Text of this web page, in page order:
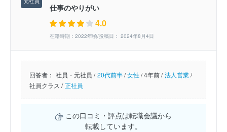
仕事のやりがい
4.0
在籍時期：2022年頃/投稿日： 2024年8月4日
回答者： 社員・元社員 / 20代前半/女性/4年前 / 法人営業/
社員クラス / 正社員
この口コミ・評点は転職会議から
転載しています。